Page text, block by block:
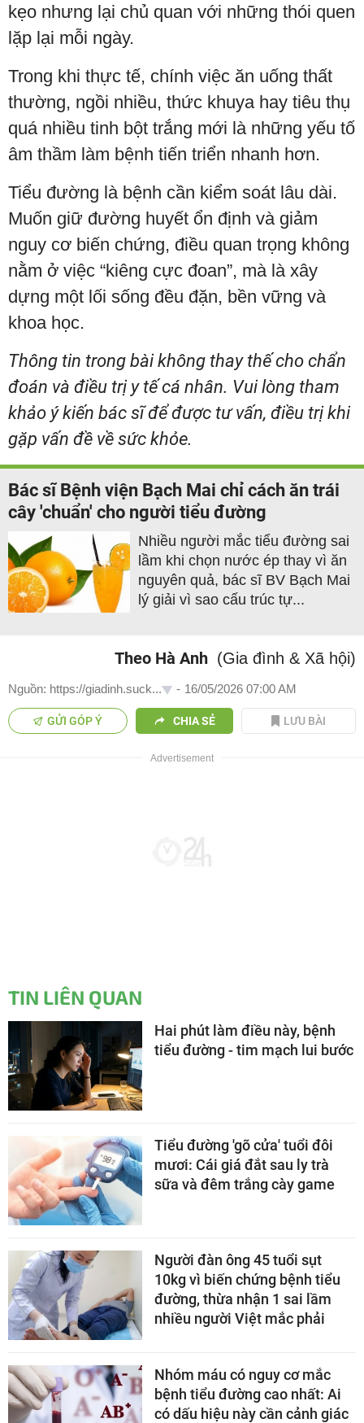
kẹo nhưng lại chủ quan với những thói quen
lặp lại mỗi ngày.
Trong khi thực tế, chính việc ăn uống thất
thường, ngồi nhiều, thức khuya hay tiêu thụ
quá nhiều tinh bột trắng mới là những yếu tố
âm thầm làm bệnh tiến triển nhanh hơn.
Tiểu đường là bệnh cần kiểm soát lâu dài.
Muốn giữ đường huyết ổn định và giảm
nguy cơ biến chứng, điều quan trọng không
nằm ở việc “kiêng cực đoan”, mà là xây
dựng một lối sống đều đặn, bền vững và
khoa học.
Thông tin trong bài không thay thế cho chẩn
đoán và điều trị y tế cá nhân. Vui lòng tham
khảo ý kiến bác sĩ để được tư vấn, điều trị khi
gặp vấn đề về sức khỏe.
Bác sĩ Bệnh viện Bạch Mai chỉ cách ăn trái
cây 'chuẩn' cho người tiểu đường
Nhiều người mắc tiểu đường sai
lầm khi chọn nước ép thay vì ăn
nguyên quả, bác sĩ BV Bạch Mai
lý giải vì sao cấu trúc tự...
Theo Hà Anh (Gia đình & Xã hội)
Nguồn: https://giadinh.suck... - 16/05/2026 07:00 AM
GỬI GÓP Ý CHIA SẺ LƯU BÀI
TIN LIÊN QUAN
Hai phút làm điều này, bệnh
tiểu đường - tim mạch lui bước
Tiểu đường 'gõ cửa' tuổi đôi
mươi: Cái giá đắt sau ly trà
sữa và đêm trắng cày game
Người đàn ông 45 tuổi sụt
10kg vì biến chứng bệnh tiểu
đường, thừa nhận 1 sai lầm
nhiều người Việt mắc phải
Nhóm máu có nguy cơ mắc
bệnh tiểu đường cao nhất: Ai
có dấu hiệu này cần cảnh giác